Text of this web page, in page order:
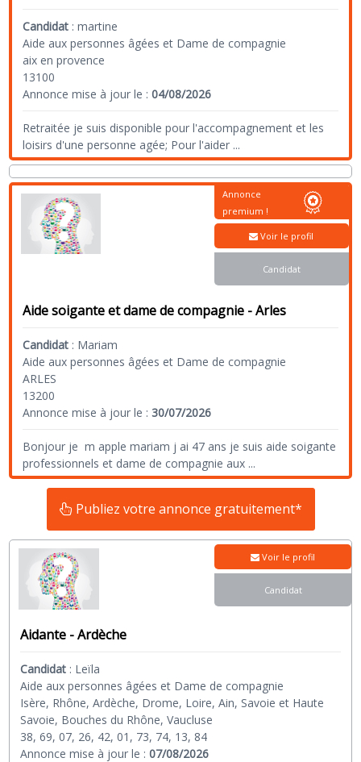
Candidat :martine
Aide aux personnes âgées et Dame de compagnie
aix en provence
13100
Annonce mise à jour le :04/08/2026
Retraitée je suis disponible pour l'accompagnement et les
loisirs d'une personne agée; Pour l'aider ...
Aide soigante et dame de compagnie - Arles
Candidat : Mariam
Aide aux personnes âgées et Dame de compagnie
ARLES
13200
Annonce mise à jour le :30/07/2026
Bonjour je m apple mariam j ai 47 ans je suis aide soigante
professionnels et dame de compagnie aux ...
Annonce
premium !
Voir le profil
Candidat
Publiez votre annonce gratuitement*
Aidante - Ardèche
Candidat : Leïla
Aide aux personnes âgées et Dame de compagnie
Isère, Rhône, Ardèche, Drome, Loire, Ain, Savoie et Haute
Savoie, Bouches du Rhône, Vaucluse
38, 69, 07, 26, 42, 01, 73, 74, 13, 84
Annonce mise à jour le :07/08/2026
Voir le profil
Candidat